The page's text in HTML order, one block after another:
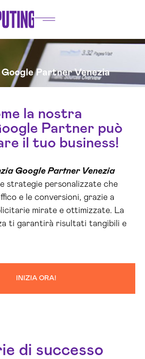
Partner Venezia
la nostra
Partner può
il tuo business!
Google Partner Venezia
strategie personalizzate che
e le conversioni, grazie a
mirate e ottimizzate. La
ti garantirà risultati tangibili e
INIZIA ORA!
di successo